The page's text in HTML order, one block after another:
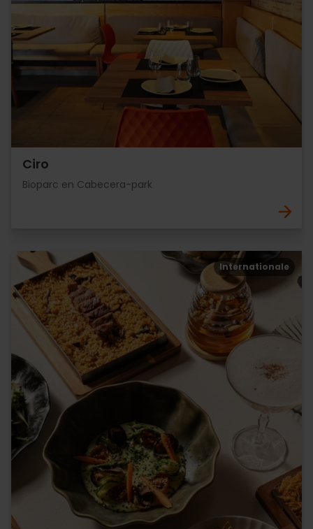
Ciro
Bioparc en Cabecera-park
Internationale